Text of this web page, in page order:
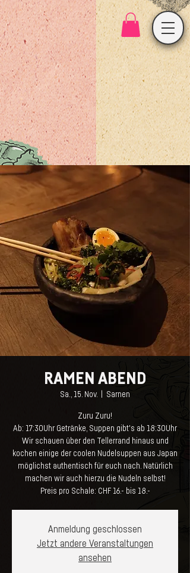
RAMEN ABEND
Sa., 15. Nov. Sarnen
Zuru Zuru!
Ab: 17:30Uhr Getränke, Suppen gibt's ab 18:30Uhr
Wir schauen über den Tellerrand hinaus und
kochen einige der coolen Nudelsuppen aus Japan
möglichst authentisch für euch nach. Natürlich
machen wir auch hierzu die Nudeln selbst!
Preis pro Schale: CHF 16.- bis 18.-
Anmeldung geschlossen
Jetzt andere Veranstaltungen
ansehen